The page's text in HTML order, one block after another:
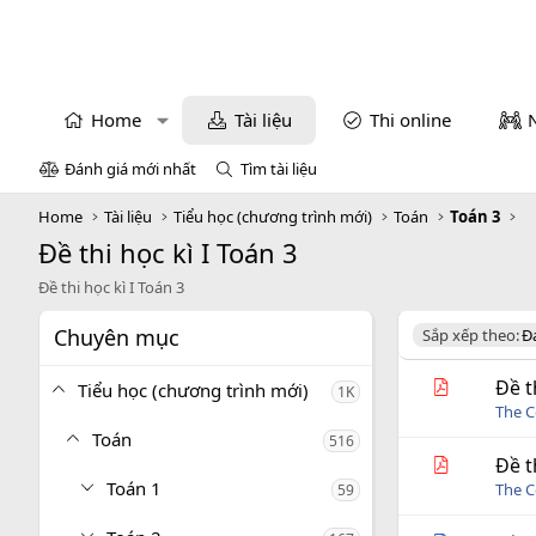
Home Tài liệu Thi online
Đánh giá mới nhất Tìm tài liệu
Home Tài liệu Tiểu học (chương trình mới) Toán Toán 3
Đề thi học kì I Toán 3
Đề thi học kì I Toán 3
Chuyên mục
Tiểu học (chương trình mới) 1K
Toán 516
Toán 1 59
Sắp xếp theo:
D
e
Đề
The
Đề
The